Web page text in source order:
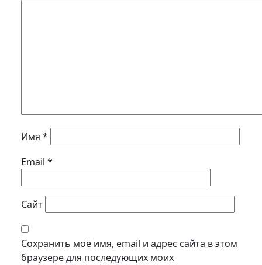
Имя *
Email *
Сайт
Сохранить моё имя, email и адрес сайта в этом
браузере для последующих моих